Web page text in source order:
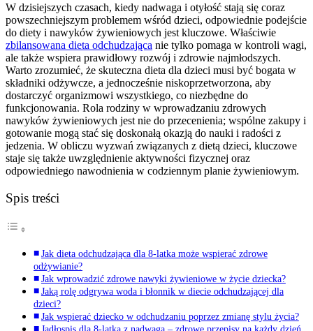
W dzisiejszych czasach, kiedy nadwaga i otyłość stają się coraz
powszechniejszym problemem wśród dzieci, odpowiednie podejście
do diety i nawyków żywieniowych jest kluczowe. Właściwie
zbilansowana dieta odchudzająca nie tylko pomaga w kontroli wagi,
ale także wspiera prawidłowy rozwój i zdrowie najmłodszych.
Warto zrozumieć, że skuteczna dieta dla dzieci musi być bogata w
składniki odżywcze, a jednocześnie niskoprzetworzona, aby
dostarczyć organizmowi wszystkiego, co niezbędne do
funkcjonowania. Rola rodziny w wprowadzaniu zdrowych
nawyków żywieniowych jest nie do przecenienia; wspólne zakupy i
gotowanie mogą stać się doskonałą okazją do nauki i radości z
jedzenia. W obliczu wyzwań związanych z dietą dzieci, kluczowe
staje się także uwzględnienie aktywności fizycznej oraz
odpowiedniego nawodnienia w codziennym planie żywieniowym.
Spis treści
Jak dieta odchudzająca dla 8-latka może wspierać zdrowe
odżywianie?
Jak wprowadzić zdrowe nawyki żywieniowe w życie dziecka?
Jaką rolę odgrywa woda i błonnik w diecie odchudzającej dla
dzieci?
Jak wspierać dziecko w odchudzaniu poprzez zmianę stylu życia?